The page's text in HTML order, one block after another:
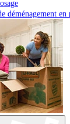
déménagement en